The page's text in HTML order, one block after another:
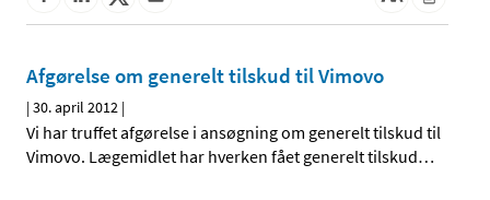
Afgørelse om generelt tilskud til Vimovo
|30. april 2012 |
Vi har truffet afgørelse i ansøgning om generelt tilskud til
Vimovo. Lægemidlet har hverken fået generelt tilskud…